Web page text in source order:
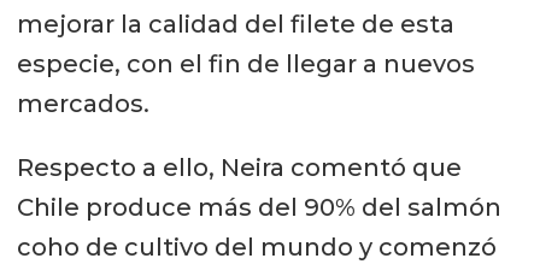
mejorar la calidad del filete de esta
especie, con el fin de llegar a nuevos
mercados.
Respecto a ello, Neira comentó que
Chile produce más del 90% del salmón
coho de cultivo del mundo y comenzó